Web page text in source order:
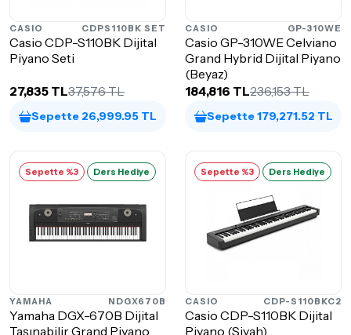
CASIO CDPS110BK SET
Casio CDP-S110BK Dijital
Piyano Seti
27,835 TL37,576 TL
Sepette 26,999.95 TL
CASIO GP-310WE
Casio GP-310WE Celviano
Grand Hybrid Dijital Piyano
(Beyaz)
184,816 TL236,153 TL
Sepette 179,271.52 TL
Sepette %3 Ders Hediye
YAMAHA NDGX670B
Yamaha DGX-670B Dijital
Taşınabilir Grand Piyano
Sepette %3 Ders Hediye
CASIO CDP-S110BKC2
Casio CDP-S110BK Dijital
Piyano (Siyah)